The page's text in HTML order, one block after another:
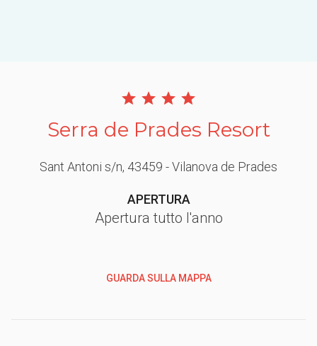
Serra de Prades Resort
Sant Antoni s/n, 43459 - Vilanova de Prades
APERTURA
Apertura tutto l'anno
GUARDA SULLA MAPPA